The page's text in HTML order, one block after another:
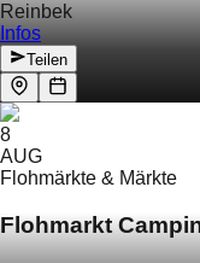
Reinbek
Infos
Teilen
8
AUG
Flohmärkte & Märkte
Flohmarkt